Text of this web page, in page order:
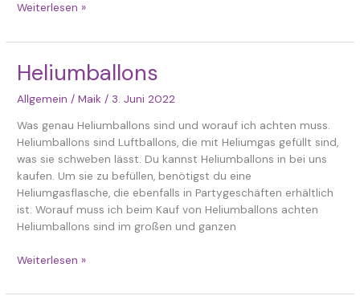
Weiterlesen »
Heliumballons
Allgemein /Maik/ 3. Juni 2022
Was genau Heliumballons sind und worauf ich achten muss.
Heliumballons sind Luftballons, die mit Heliumgas gefüllt sind,
was sie schweben lässt. Du kannst Heliumballons in bei uns
kaufen. Um sie zu befüllen, benötigst du eine
Heliumgasflasche, die ebenfalls in Partygeschäften erhältlich
ist. Worauf muss ich beim Kauf von Heliumballons achten
Heliumballons sind im großen und ganzen
Heliumballons
Weiterlesen »